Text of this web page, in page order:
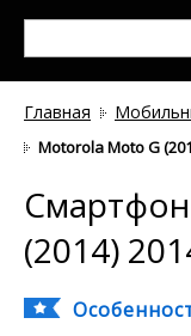
Главная
Motorola Moto G
(2014)